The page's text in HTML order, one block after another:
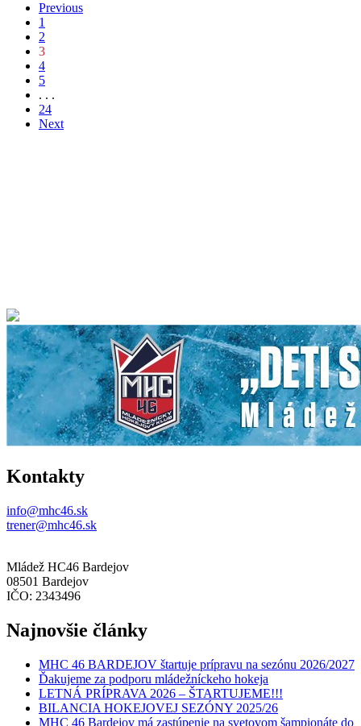
Previous
1
2
3
4
5
. . .
24
Next
Kontakty
info@mhc46.sk
trener@mhc46.sk
Mládež HC46 Bardejov
08501 Bardejov
IČO: 2343496
Najnovšie články
MHC 46 BARDEJOV štartuje prípravu na sezónu 2026/2027
Ďakujeme za podporu mládežníckeho hokeja
LETNÁ PRÍPRAVA 2026 – ŠTARTUJEME!!!
BILANCIA HOKEJOVEJ SEZÓNY 2025/26
MHC 46 Bardejov má zastúpenie na svetovom šampionáte do